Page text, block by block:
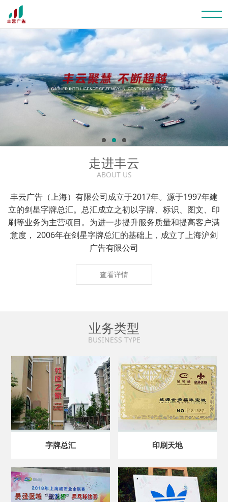
走进丰云
ABOUT US
丰云广告（上海）有限公司成立于2017年。源于1997年建
立的剑星字牌总汇。总汇成立之初以字牌、标识、图文、印
刷等业务为主营项目。为进一步提升服务质量和提高客户满
意度， 2006年在剑星字牌总汇的基础上，成立了上海沪剑
广告有限公司
查看详情
业务类型
BUSINESS TYPE
字牌总汇 印刷天地